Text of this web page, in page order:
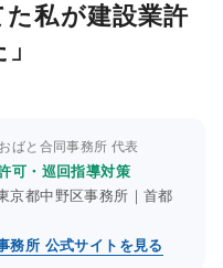
た私が建設業許
ばと合同事務所 代表
可・巡回指導対策
京都中野区事務所｜首都
務所 公式サイトを見る